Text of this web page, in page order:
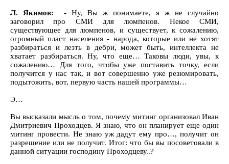
Л. Якимов: - Ну, Вы ж понимаете, я ж не случайно
заговорил про СМИ для люмпенов. Некое СМИ,
существующее для люмпенов, и существует, к сожалению,
огромный пласт населения - народа, которые или не хотят
разбираться и лезть в дебри, может быть, интеллекта не
хватает разбираться. Ну, что еще… Таковы люди, увы, к
сожалению… Для того, чтобы уже поставить точку, если
получится у нас так, и вот совершенно уже резюмировать,
подытожить, вот, первую часть нашей программы…
Э…
Вы высказали мысль о том, почему митинг организовал Иван
Дмитриевич Проходцев. Я знаю, что он планирует еще один
митинг провести. Не знаю уж дадут ему про…, получит он
разрешение или не получит. Итог: что бы вы посоветовали в
данной ситуации господину Проходцеву..?